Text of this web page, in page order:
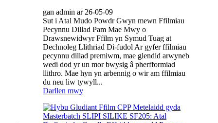
gan admin ar 26-05-09
Sut i Atal Mudo Powdr Gwyn mewn Ffilmiau
Pecynnu Dillad Pam Mae Mwy o
Drawsnewidwyr Ffilm yn Symud Tuag at
Dechnoleg Llithriad Di-fudol Ar gyfer ffilmiau
pecynnu dillad premiwm, mae glendid arwyneb
wedi dod yr un mor bwysig â pherfformiad
llithro. Mae hyn yn arbennig o wir am ffilmiau
du neu liw tywyll...
Darllen mwy